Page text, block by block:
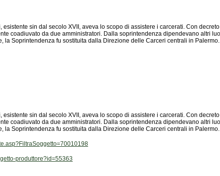
la Soprintendenza fu sostituita dalla Direzione delle Carceri centrali in Palermo.
la Soprintendenza fu sostituita dalla Direzione delle Carceri centrali in Palermo.
produttore?id=55363